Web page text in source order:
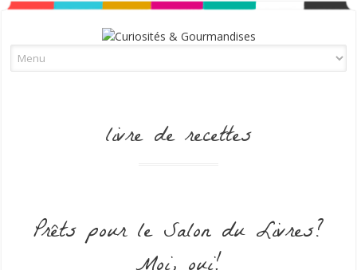
livre de recettes
Prêts pour le Salon du Livres?